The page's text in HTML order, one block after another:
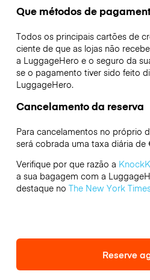
Que métodos de
Todos os principais cartões de
ciente de que as lojas não
a LuggageHero e o seguro da
se o pagamento tiver sido feito
LuggageHero.
Cancelamento da reserva
Para cancelamentos no próprio
será cobrada uma taxa diária de
Verifique por que razão a
a sua bagagem com a
destaque no The New York
Reserve